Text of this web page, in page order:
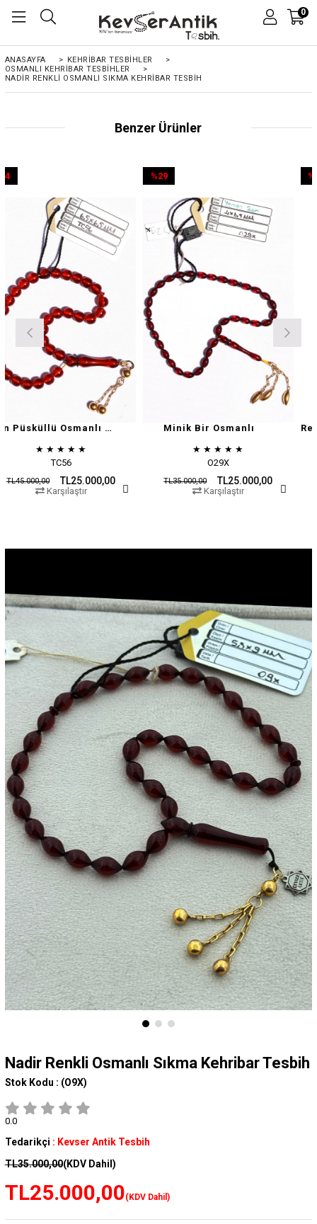
0
ANASAYFA > KEHRIBAR TESBIHLER
>
OSMANLI KEHRİBAR TESBİHLER
>
NADIR RENKLI OSMANLI SIKMA KEHRIBAR TESBIH
Benzer Ürünler
Altın Püsküllü Osmanlı Zar
Minik Bir Osmanlı
TL25.000,00
TL35.000,00
%29İndirim
TL45.000,00
%44İndirim
Nadir Renkli Osmanlı Sıkma Kehribar Tesbih
Stok Kodu : (O9X)
0.0
Tedarikçi : Kevser Antik Tesbih
TL35.000,00(KDV Dahil)
TL25.000,00(KDV Dahil)